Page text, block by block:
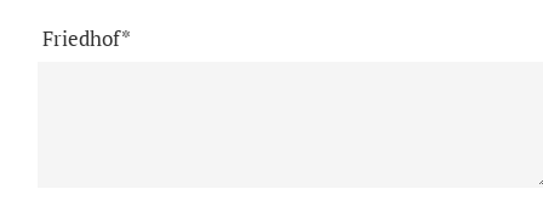
Friedhof*